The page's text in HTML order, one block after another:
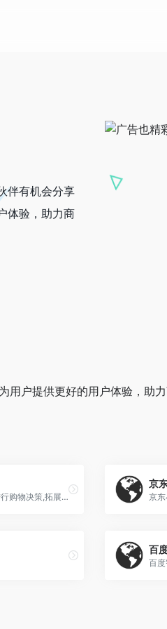
伴有机会分享
体验，助力商
用户提供更好的用户体验，助
淘宝购物小程序是帮助消费者进行购物决策,拓展购物体验,有乐趣有温度的商家应用。
京
京
百